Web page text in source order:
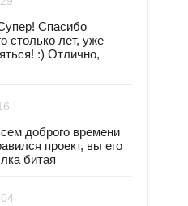
Спасибо
столько лет, уже
:) Отлично,
доброго времени
проект, вы его
битая